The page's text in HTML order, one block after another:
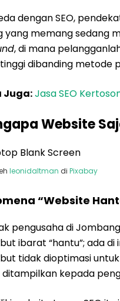
dengan SEO,
yang memang sedang
, di mana
dibanding metode
Juga:Jasa SEO
Website
leonidaltman di Pixabay
“Website
pengusaha di
ibarat “hantu”; ada
tidak dioptimasi
ditampilkan kepada